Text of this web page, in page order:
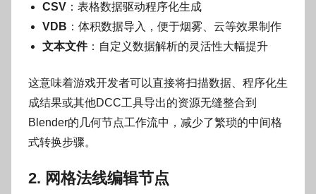
CSV ：表格数据驱动程序化生成
VDB ：体积数据导入，便于烟雾、云等效果制作
文本文件：自定义数据解析的灵活性大幅提升
这意味着游戏开发者可以直接将扫描数据、程序化生
成结果或其他DCC工具导出的资源无缝整合到
Blender的几何节点工作流中，减少了繁琐的中间格
式转换步骤。
2. 网格法线编辑节点